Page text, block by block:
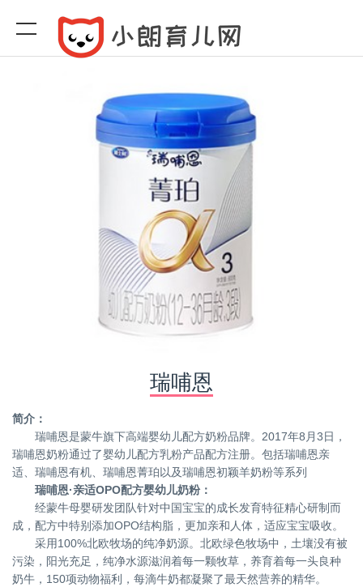
瑞哺恩
简介：
瑞哺恩是蒙牛旗下高端婴幼儿配方奶粉品牌。2017年8月3日，
瑞哺恩奶粉通过了婴幼儿配方乳粉产品配方注册。包括瑞哺恩亲
适、瑞哺恩有机、瑞哺恩菁珀以及瑞哺恩初颖羊奶粉等系列
瑞哺恩·亲适OPO配方婴幼儿奶粉：
经蒙牛母婴研发团队针对中国宝宝的成长发育特征精心研制而
成，配方中特别添加OPO结构脂，更加亲和人体，适应宝宝吸收。
采用100%北欧牧场的纯净奶源。北欧绿色牧场中，土壤没有被
污染，阳光充足，纯净水源滋润着每一颗牧草，养育着每一头良种
奶牛，150项动物福利，每滴牛奶都凝聚了最天然营养的精华。